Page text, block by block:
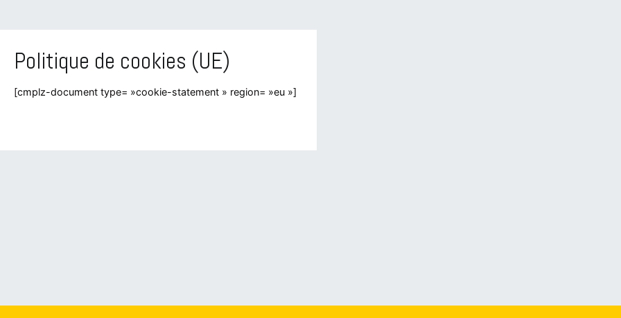
Politique de cookies (UE)
[cmplz-document type= »cookie-statement » region= »eu »]